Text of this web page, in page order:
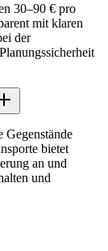
30–90 € pro
mit klaren
der
bietet
an und
und